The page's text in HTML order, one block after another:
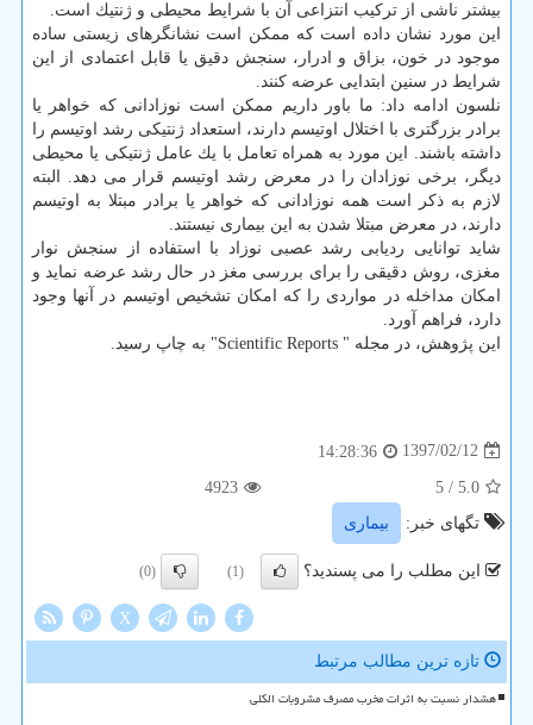
بیشتر ناشی از تركیب انتزاعی آن با شرایط محیطی و ژنتیك است.
این مورد نشان داده است كه ممكن است نشانگرهای زیستی ساده
موجود در خون، بزاق و ادرار، سنجش دقیق یا قابل اعتمادی از این
شرایط در سنین ابتدایی عرضه كنند.
نلسون ادامه داد: ما باور داریم ممكن است نوزادانی كه خواهر یا
برادر بزرگتری با اختلال اوتیسم دارند، استعداد ژنتیكی رشد اوتیسم را
داشته باشند. این مورد به همراه تعامل با یك عامل ژنتیكی یا محیطی
دیگر، برخی نوزادان را در معرض رشد اوتیسم قرار می دهد. البته
لازم به ذكر است همه نوزادانی كه خواهر یا برادر مبتلا به اوتیسم
دارند، در معرض مبتلا شدن به این بیماری نیستند.
شاید توانایی ردیابی رشد عصبی نوزاد با استفاده از سنجش نوار
مغزی، روش دقیقی را برای بررسی مغز در حال رشد عرضه نماید و
امكان مداخله در مواردی را كه امكان تشخیص اوتیسم در آنها وجود
دارد، فراهم آورد.
این پژوهش، در مجله " Scientific Reports" به چاپ رسید.
1397/02/12
14:28:36
5.0
/ 5
4923
تگهای خبر:
بیماری
این مطلب را می پسندید؟ (1)
(0)
X
تازه ترین مطالب مرتبط
هشدار نسبت به اثرات مخرب مصرف مشروبات الکلی